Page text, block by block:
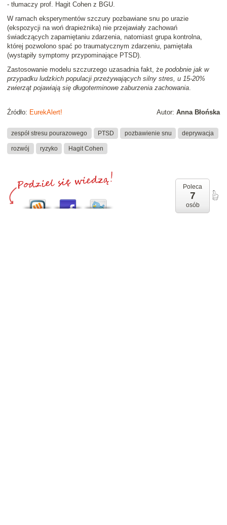
- tłumaczy prof. Hagit Cohen z BGU.
W ramach eksperymentów szczury pozbawiane snu po urazie
(ekspozycji na woń drapieżnika) nie przejawiały zachowań
świadczących zapamiętaniu zdarzenia, natomiast grupa kontrolna,
której pozwolono spać po traumatycznym zdarzeniu, pamiętała
(wystąpiły symptomy przypominające PTSD).
Zastosowanie modelu szczurzego uzasadnia fakt, że podobnie jak w
przypadku ludzkich populacji przeżywających silny stres, u 15-20%
zwierząt pojawiają się długoterminowe zaburzenia zachowania.
Autor: Anna Błońska
Źródło: EurekAlert!
zespół stresu pourazowego PTSD pozbawienie snu deprywacja
rozwój ryzyko Hagit Cohen
Poleca
7
osób